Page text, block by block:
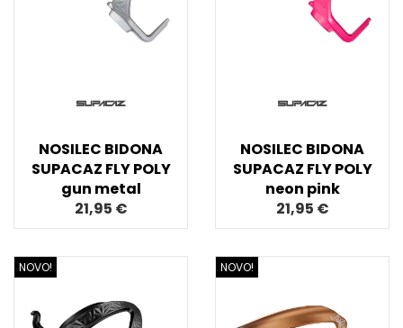
NOSILEC BIDONA
SUPACAZ FLY POLY
gun metal
21,95 €
NOSILEC BIDONA
SUPACAZ FLY POLY
neon pink
21,95 €
NOVO! NOVO!